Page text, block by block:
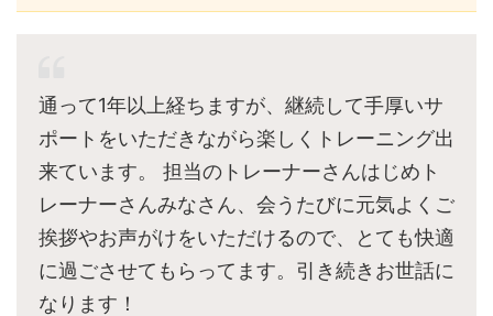
通って1年以上経ちますが、継続して手厚いサ
ポートをいただきながら楽しくトレーニング出
来ています。 担当のトレーナーさんはじめト
レーナーさんみなさん、会うたびに元気よくご
挨拶やお声がけをいただけるので、とても快適
に過ごさせてもらってます。引き続きお世話に
なります！